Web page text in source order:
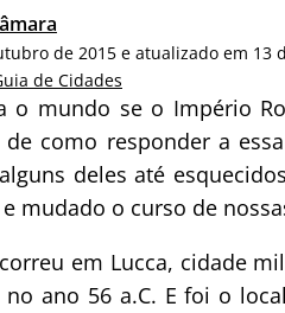
de 2015 e atualizado em 13
de Cidades
o mundo se o Império
como responder a
deles até
mudado o curso de
em Lucca, cidade
ano 56 a.C. E foi o